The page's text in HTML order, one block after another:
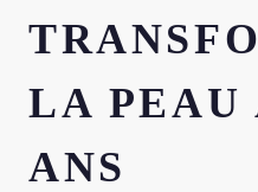
LA PEAU
ANS